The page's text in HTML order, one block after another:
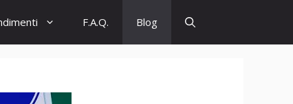
F.A.Q. Blog